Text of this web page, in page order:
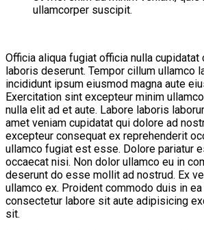
ullamcorper suscipit.
Officia aliqua fugiat officia nulla
laboris deserunt. Tempor cillum ullamco
incididunt ipsum eiusmod magna aute
Exercitation sint excepteur minim
nulla elit ad et aute. Labore laboris
amet veniam cupidatat qui dolore ad
excepteur consequat ex reprehenderit
ullamco fugiat est esse. Dolore pariatur
occaecat nisi. Non dolor ullamco eu in
deserunt do esse mollit ad nostrud. Ex
ullamco ex. Proident commodo duis in
consectetur labore sit aute adipisicing
sit.